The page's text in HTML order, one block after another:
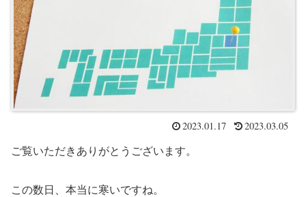
2023.01.17 2023.03.05
ご覧いただきありがとうございます。
この数日、本当に寒いですね。